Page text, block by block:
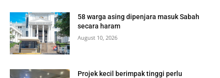
58 warga asing dipenjara masuk Sabah
secara haram
August 10, 2026
Projek kecil berimpak tinggi perlu